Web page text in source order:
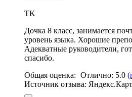
TK
Дочка 8 класс, занимается
уровень языка. Хорошие
Адекватные руководители,
спасибо.
Общая оценка: Отлично: 5.0
Источник отзыва: